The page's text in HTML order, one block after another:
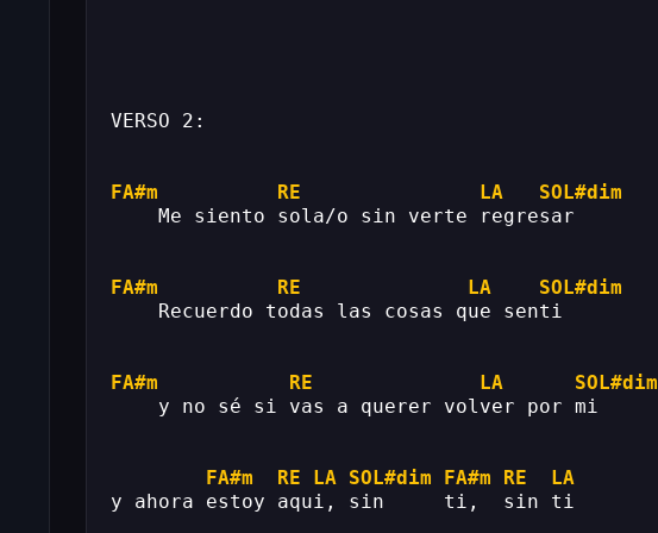
VERSO 2:
FA#m RE LA
SOL#dim
Me siento sola/o sin verte regresar
FA#m RE LA
SOL#dim
Recuerdo todas las cosas que senti
FA#m RE LA
SOL#dim
y no sé si vas a querer volver por mi
FA#m RE LA SOL#dim FA#m RE
LA
y ahora estoy aqui, sin     ti,  sin ti